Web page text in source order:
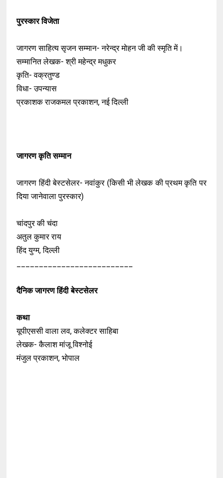
पुरस्कार विजेता
जागरण साहित्य सृजन सम्मान- नरेन्द्र मोहन जी की स्मृति में।
सम्मानित लेखक- श्री महेन्द्र मधुकर
कृति- वक्रतुण्ड
विधा- उपन्यास
प्रकाशक राजकमल प्रकाशन, नई दिल्ली
जागरण कृति सम्मान
जागरण हिंदी बेस्टसेलर- नवांकुर (किसी भी लेखक की प्रथम कृति पर
दिया जानेवाला पुरस्कार)
चांदपुर की चंदा
अतुल कुमार राय
हिंद युग्म, दिल्ली
दैनिक जागरण हिंदी बेस्टसेलर
कथा
यूपीएससी वाला लव, कलेक्टर साहिबा
लेखक- कैलाश मांजू विश्नोई
मंजुल प्रकाशन, भोपाल